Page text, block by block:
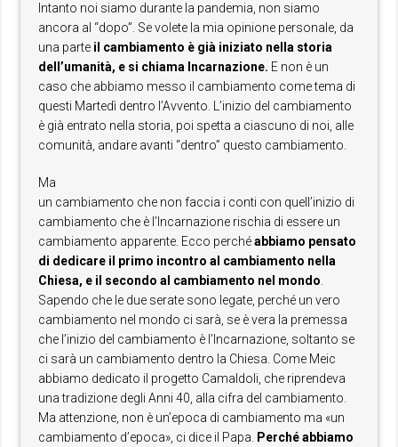
Intanto noi siamo durante la pandemia, non siamo
ancora al “dopo”. Se volete la mia opinione personale, da
una parte il cambiamento è già iniziato nella storia
dell’umanità, e si chiama Incarnazione. E non è un
caso che abbiamo messo il cambiamento come tema di
questi Martedì dentro l’Avvento. L’inizio del cambiamento
è già entrato nella storia, poi spetta a ciascuno di noi, alle
comunità, andare avanti “dentro” questo cambiamento.
Ma
un cambiamento che non faccia i conti con quell’inizio di
cambiamento che è l’Incarnazione rischia di essere un
cambiamento apparente. Ecco perchéabbiamo pensato
di dedicare il primo incontro al cambiamento nella
Chiesa, e il secondo al cambiamento nel mondo
Sapendo che le due serate sono legate, perché un vero
cambiamento nel mondo ci sarà, se è vera la premessa
che l’inizio del cambiamento è l’Incarnazione, soltanto se
ci sarà un cambiamento dentro la Chiesa. Come Meic
abbiamo dedicato il progetto Camaldoli, che riprendeva
una tradizione degli Anni 40, alla cifra del cambiamento.
Ma attenzione, non è un’epoca di cambiamento ma «un
cambiamento d’epoca», ci dice il Papa.
Perché abbiamo